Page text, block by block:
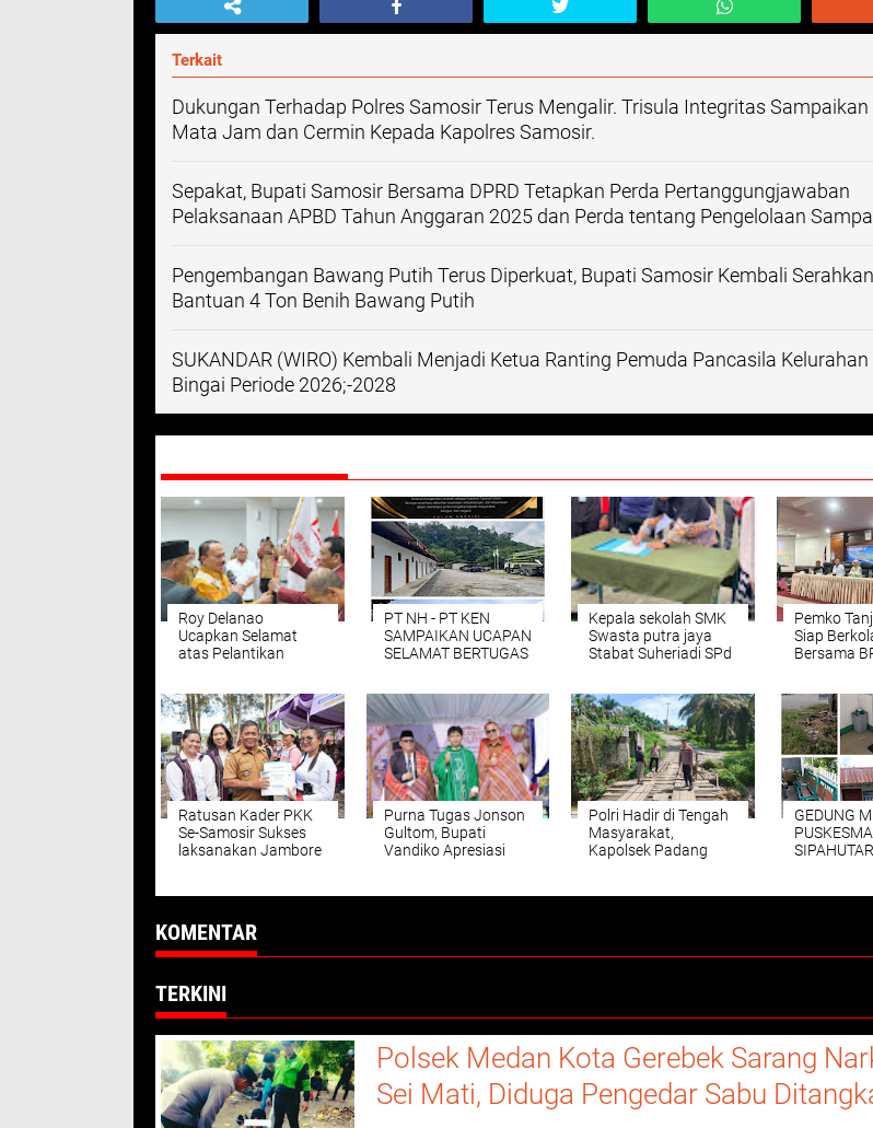
Terkait
Dukungan Terhadap Polres Samosir Terus Mengalir. Trisula Integritas Sampaikan
Mata Jam dan Cermin Kepada Kapolres Samosir.
Sepakat, Bupati Samosir Bersama DPRD Tetapkan Perda Pertanggungjawaban
Pelaksanaan APBD Tahun Anggaran 2025 dan Perda tentang Pengelolaan
Pengembangan Bawang Putih Terus Diperkuat, Bupati Samosir Kembali Serahkan
Bantuan 4 Ton Benih Bawang Putih
SUKANDAR (WIRO) Kembali Menjadi Ketua Ranting Pemuda Pancasila
Bingai Periode 2026;-2028
Roy Delanao
Ucapkan Selamat
atas Pelantikan
Sumut
PT NH - PT KEN
SAMPAIKAN UCAPAN
SELAMAT BERTUGAS
Kepala sekolah SMK
Swasta putra jaya
Stabat Suheriadi SPd
Pemko
Siap
Bersama
Sertifikasi
Mutu Hasil
dan
Prioritas
KKP
Ratusan Kader PKK
Se-Samosir Sukses
laksanakan Jambore
Purna Tugas Jonson
Gultom, Bupati
Vandiko Apresiasi
Polri Hadir di Tengah
Masyarakat,
Kapolsek Padang
GEDUNG
USUT
KOMENTAR
TERKINI
Polsek Medan Kota Gerebek Sarang
Sei Mati, Diduga Pengedar Sabu